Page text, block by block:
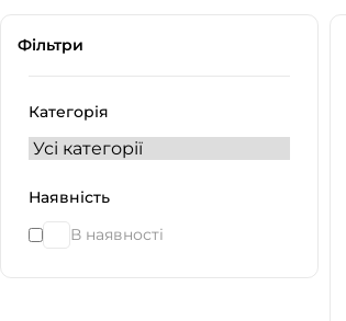
Фільтри
Категорія
Наявність
В наявності